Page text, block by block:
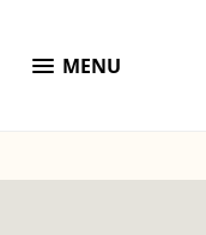
menu MENU